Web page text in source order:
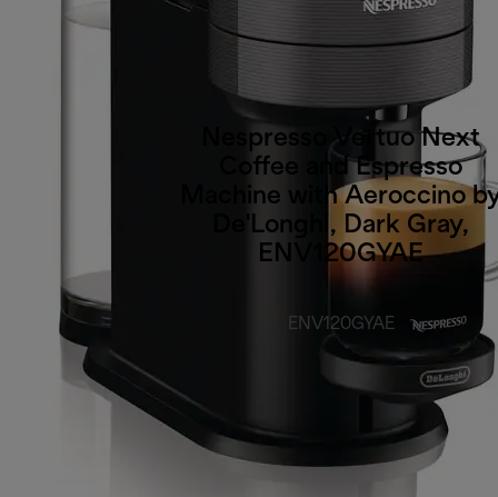
Nespresso Vertuo Next
Coffee and Espresso
Machine with Aeroccino
De'Longhi, Dark Gray,
ENV120GYAE
ENV120GYAE